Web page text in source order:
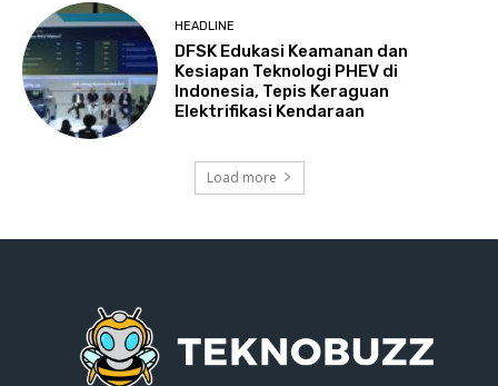
HEADLINE
DFSK Edukasi Keamanan dan
Kesiapan Teknologi PHEV di
Indonesia, Tepis Keraguan
Elektrifikasi Kendaraan
Load more